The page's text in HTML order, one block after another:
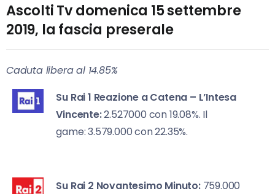
Ascolti Tv domenica 15 settembre
2019, la fascia preserale
Caduta libera al 14.85%
Su Rai 1 Reazione a Catena – L’Intesa
Vincente:2.527000 con 19.08%. Il
game: 3.579.000 con 22.35%.
Su Rai 2 Novantesimo Minuto: 759.000